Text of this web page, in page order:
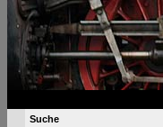
Suche